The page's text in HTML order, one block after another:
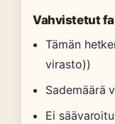
Vahvistetut
Tämän
virasto))
Sademäärä
Ei